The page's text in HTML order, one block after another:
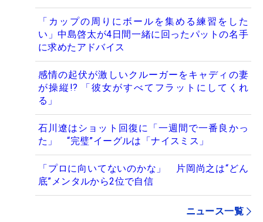
「カップの周りにボールを集める練習をした
い」中島啓太が4日間一緒に回ったパットの名手
に求めたアドバイス
感情の起伏が激しいクルーガーをキャディの妻
が操縦!? 「彼女がすべてフラットにしてくれ
る」
石川遼はショット回復に「一週間で一番良かっ
た」 “完璧”イーグルは「ナイスミス」
「プロに向いてないのかな」 片岡尚之は“どん
底”メンタルから2位で自信
ニュース一覧